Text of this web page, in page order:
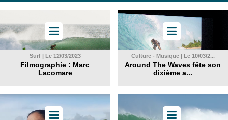
Surf | Le 12/03/2023
Filmographie : Marc
Lacomare
Culture - Musique | Le 10/03/2...
Around The Waves fête son
dixième a...